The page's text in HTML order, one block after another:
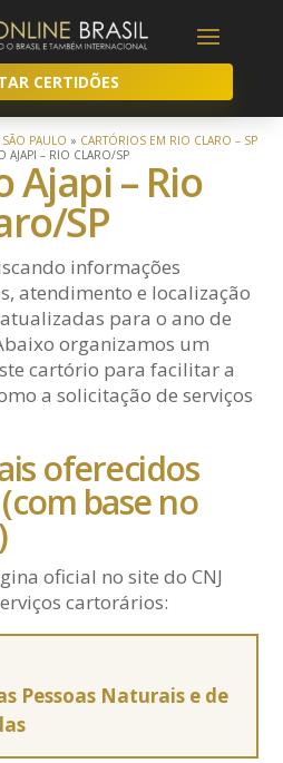
CERTIDÕES
SÃO PAULO » CARTÓRIOS EM RIO CLARO – SP
AJAPI – RIO CLARO/SP
Ajapi – Rio
SP
informações
atendimento e localização
atualizadas para o ano de
organizamos um
cartório para facilitar a
a solicitação de serviços
oferecidos
base no
oficial no site do CNJ
cartorários:
Pessoas Naturais e de